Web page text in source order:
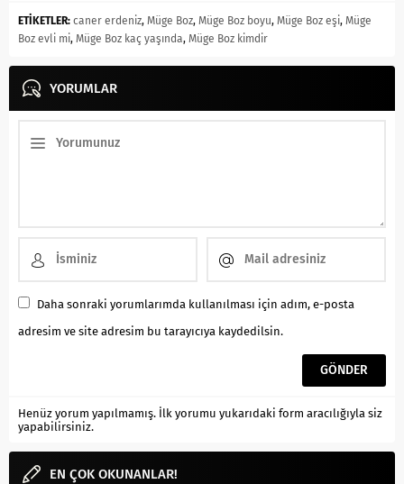
ETİKETLER: caner erdeniz, Müge Boz, Müge Boz boyu, Müge Boz eşi, Müge
Boz evli mi, Müge Boz kaç yaşında, Müge Boz kimdir
YORUMLAR
Daha sonraki yorumlarımda kullanılması için adım, e-posta
adresim ve site adresim bu tarayıcıya kaydedilsin.
Henüz yorum yapılmamış. İlk yorumu yukarıdaki form aracılığıyla siz
yapabilirsiniz.
EN ÇOK OKUNANLAR!